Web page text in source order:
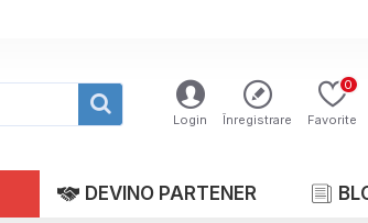
Login Înregistrare Favorite
0
DEVINO PARTENER